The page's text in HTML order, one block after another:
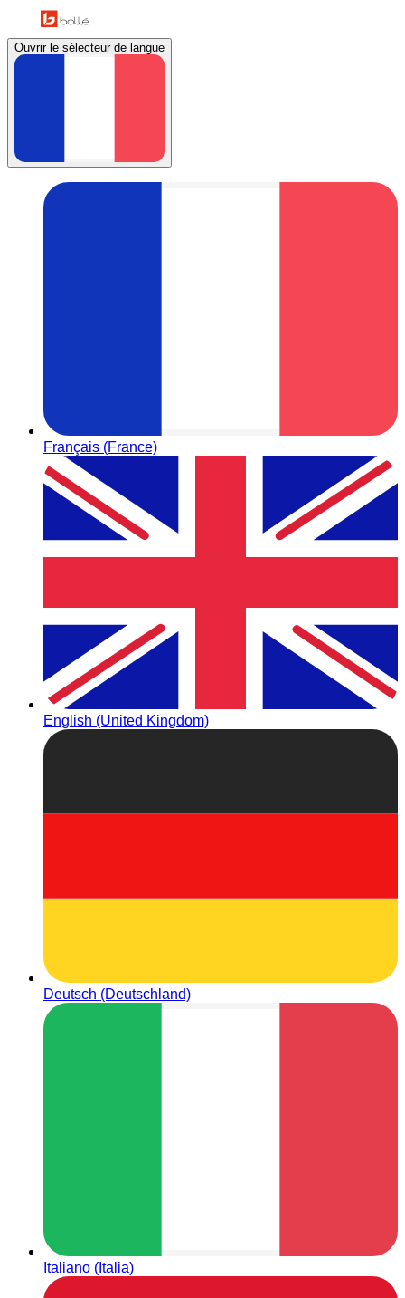
Ouvrir le sélecteur de langue
Français (France)
English (United Kingdom)
Deutsch (Deutschland)
Italiano (Italia)